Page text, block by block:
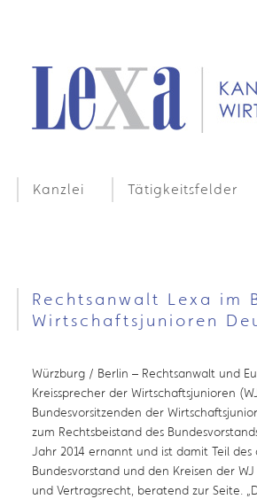
Kanzlei Tätigkeitsfelder
Rechtsanwalt Lexa im
Wirtschaftsjunioren
Würzburg / Berlin – Rechtsanwalt und
Kreissprecher der Wirtschaftsjunioren
Bundesvorsitzenden der
zum Rechtsbeistand des
Jahr 2014 ernannt und ist damit Teil
Bundesvorstand und den Kreisen der
und Vertragsrecht, beratend zur Seite.